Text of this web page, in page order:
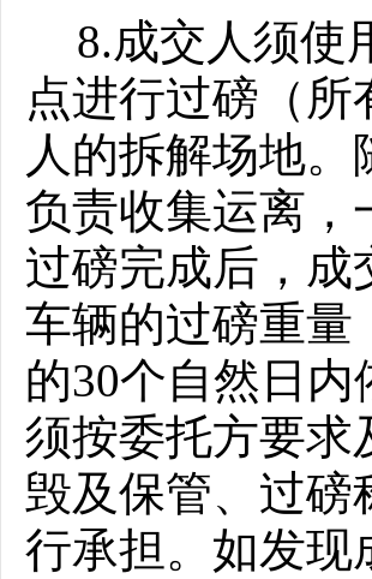
8.成交人须使
点进行过磅（所
人的拆解场地
负责收集运离，
过磅完成后，成
车辆的过磅重量
的30个自然日
须按委托方要求
毁及保管、过磅
行承担。如发现